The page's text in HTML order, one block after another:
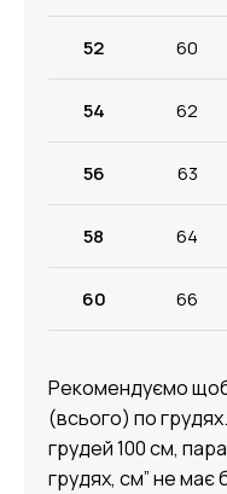
52 60
54 62
56 63
58 64
60 66
Рекомендуємо
(всього) по
грудей 100 см,
грудях, см” не має